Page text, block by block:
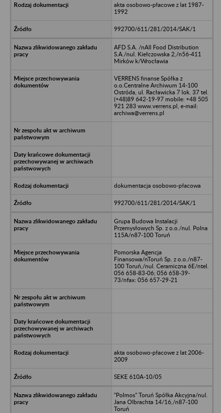
akta osobowo-płacowe z lat 1987-
1992
992700/611/281/2014/SAK/1
AFD S.A. /nAll Food Distribution
S.A./nul. Kiełczowska 2,/n56-411
Mirków k/Wrocławia
VERRENS finanse Spółka z
o.o.Centralne Archiwum 14-100
Ostróda, ul. Racławicka 7 lok. 37 tel.
(+48)89 642-19-97 mobile: +48 505
921 283 www.verrens.pl, e-mail:
archiwa@verrens.pl
dokumentacja osobowo-płacowa
992700/611/281/2014/SAK/1
Grupa Budowa Instalacji
Przemysłowych Sp. z o.o./nul. Polna
115A/n87-100 Toruń
Pomorska Agencja
Finansowa/nToruń Sp. z o.o./n87-
100 Toruń,/nul. Ceramiczna 6E/ntel.
056 658-83-06; 056 658-39-
73/nfax: 056 657-29-21
akta osobowo-płacowe z lat 2006-
2009
SEKE 610A-10/05
"Polmos" Toruń Spółka Akcyjna/nul.
Jana Olbrachta 14/16,/n87-100
Toruń